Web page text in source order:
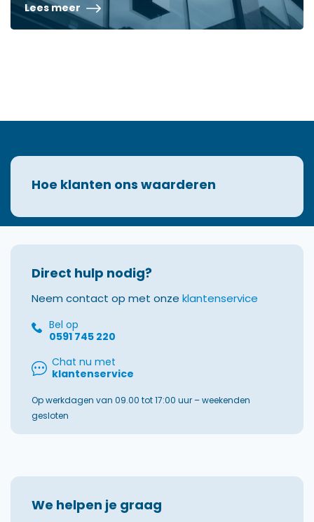
Lees meer
Hoe klanten ons waarderen
Direct hulp nodig?
Neem contact op met onze klantenservice
Bel op
0591 745 220
Chat nu met
klantenservice
Op werkdagen van 09.00 tot 17:00 uur – weekenden
gesloten
We helpen je graag